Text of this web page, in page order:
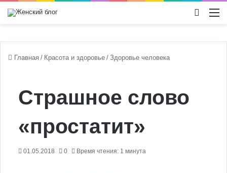
Главная / Красота и здоровье / Здоровье человека
Страшное слово
«простатит»
01.05.2018 0 Время чтения: 1 минута